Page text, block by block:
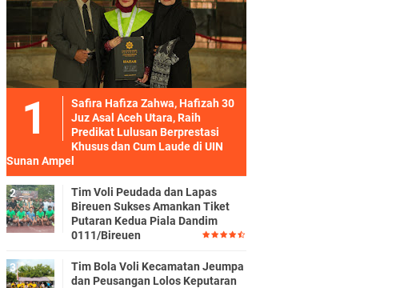
Safira Hafiza Zahwa, Hafizah 30
Juz Asal Aceh Utara, Raih
Predikat Lulusan Berprestasi
Khusus dan Cum Laude di UIN
Sunan Ampel
Tim Voli Peudada dan Lapas
Bireuen Sukses Amankan Tiket
Putaran Kedua Piala Dandim
0111/Bireuen
Tim Bola Voli Kecamatan Jeumpa
dan Peusangan Lolos Keputaran